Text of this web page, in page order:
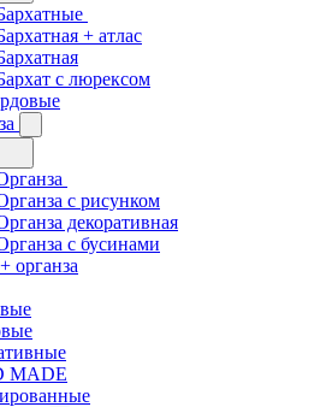
+ атлас
с люрексом
с рисунком
декоративная
с бусинами
органза
MADE